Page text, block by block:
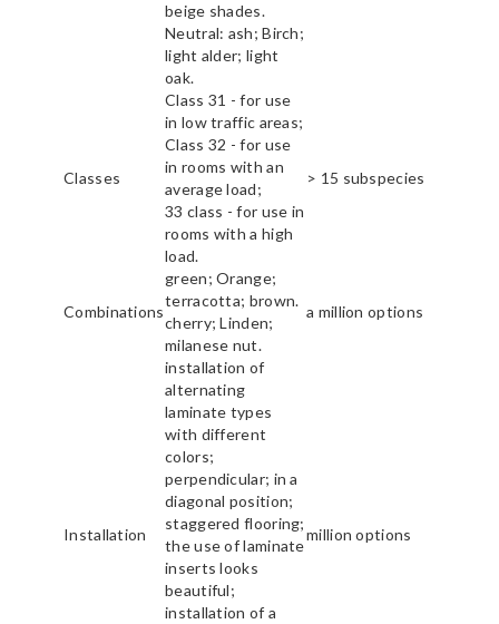
beige shades.
Neutral: ash; Birch;
light alder; light
oak.
Classes
Class 31 - for use
in low traffic areas;
Class 32 - for use
in rooms with an
average load;
33 class - for use in
rooms with a high
load.
> 15 subspecies
Combinations
green; Orange;
terracotta; brown.
cherry; Linden;
milanese nut.
a million options
Installation
installation of
alternating
laminate types
with different
colors;
perpendicular; in a
diagonal position;
staggered flooring;
the use of laminate
inserts looks
beautiful;
installation of a
million options